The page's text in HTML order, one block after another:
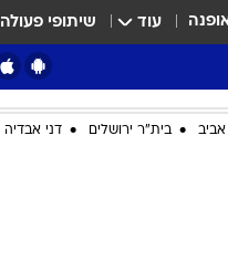
עוד שיתופי פעולה
בית"ר ירושלים דני אבדיה